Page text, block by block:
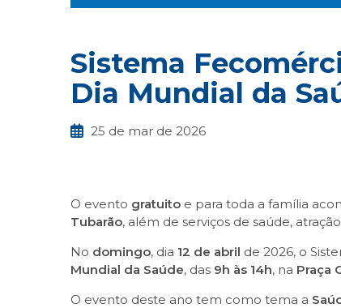
Sistema
Dia Mundial da
25 de mar de 2026
O evento gratuito e para toda a família
Tubarão, além de serviços de saúde,
No domingo, dia 12 de abril de 2026, o
Mundial da Saúde, das 9h às 14h, na Praça
O evento deste ano tem como tema a